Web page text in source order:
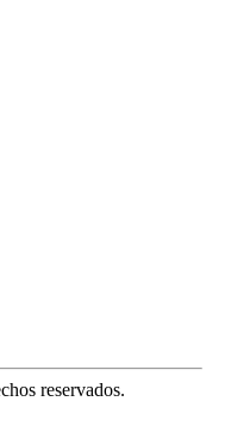
reservados.